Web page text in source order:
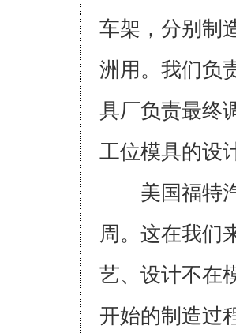
车架，分别制
洲用。我们负
具厂负责最终
工位模具的
美国福特汽
周。这在我们
艺、设计不在
开始的制造过